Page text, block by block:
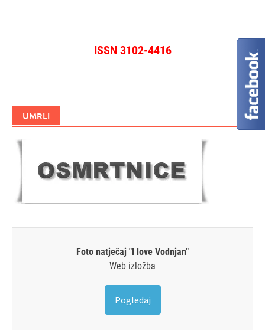
ISSN 3102-4416
UMRLI
Foto natječaj "I love Vodnjan"
Web izložba
Pogledaj